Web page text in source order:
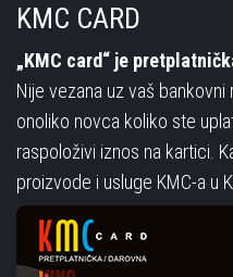
KMC CARD
„KMC card“ je
Nije vezana uz vaš
onoliko novca koliko ste
raspoloživi iznos na kartici.
proizvode i usluge KMC-a u